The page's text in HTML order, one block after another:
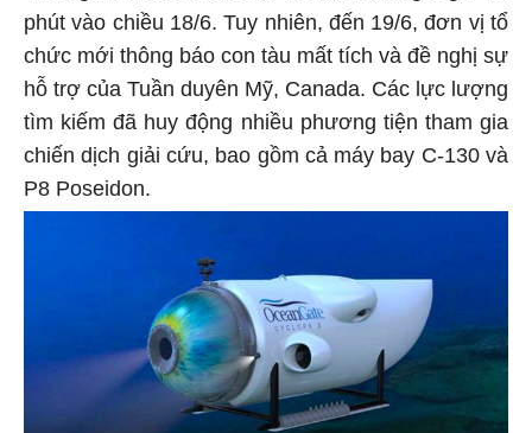
phút vào chiều 18/6. Tuy nhiên, đến 19/6, đơn vị tổ
chức mới thông báo con tàu mất tích và đề nghị sự
hỗ trợ của Tuần duyên Mỹ, Canada. Các lực lượng
tìm kiếm đã huy động nhiều phương tiện tham gia
chiến dịch giải cứu, bao gồm cả máy bay C-130 và
P8 Poseidon.